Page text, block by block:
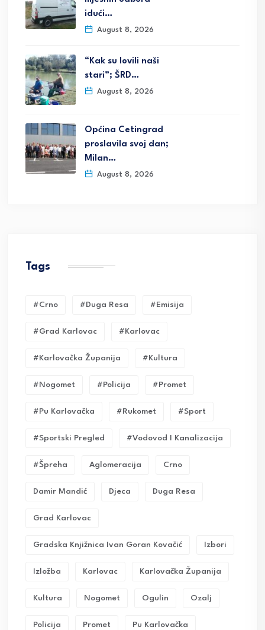
idući…
August 8, 2026
“Kak su lovili naši
stari”; ŠRD…
August 8, 2026
Općina Cetingrad
proslavila svoj dan;
Milan…
August 8, 2026
Tags
#crno #duga Resa #emisija
#grad Karlovac #karlovac
#karlovačka Županija #kultura
#nogomet #policija #promet
#pu Karlovačka #rukomet #sport
#sportski Pregled #vodovod I Kanalizacija
#Špreha Aglomeracija Crno
Damir Mandić Djeca Duga Resa
Grad Karlovac
Gradska Knjižnica Ivan Goran Kovačić Izbori
Izložba Karlovac Karlovačka Županija
Kultura Nogomet Ogulin Ozalj
Policija Promet Pu Karlovačka